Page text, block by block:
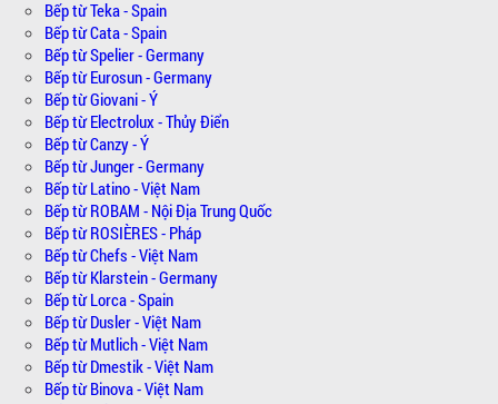
Bếp từ Teka - Spain
Bếp từ Cata - Spain
Bếp từ Spelier - Germany
Bếp từ Eurosun - Germany
Bếp từ Giovani - Ý
Bếp từ Electrolux - Thủy Điển
Bếp từ Canzy - Ý
Bếp từ Junger - Germany
Bếp từ Latino - Việt Nam
Bếp từ ROBAM - Nội Địa Trung Quốc
Bếp từ ROSIÈRES - Pháp
Bếp từ Chefs - Việt Nam
Bếp từ Klarstein - Germany
Bếp từ Lorca - Spain
Bếp từ Dusler - Việt Nam
Bếp từ Mutlich - Việt Nam
Bếp từ Dmestik - Việt Nam
Bếp từ Binova - Việt Nam